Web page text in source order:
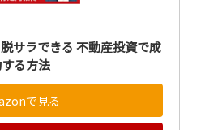
サラできる 不動産投資で成
る方法
で見る